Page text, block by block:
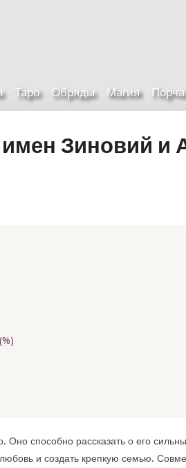
Таро Обряды Магия
Зиновий и
%)
способно рассказать о его
и создать крепкую семью.